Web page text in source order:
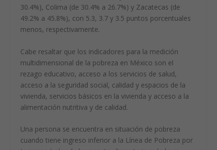
30.4%), Colima (de 30.4% a 26.7%) y Zacatecas (de
49.2% a 45.8%), con 5.3, 3.7 y 3.5 puntos porcentuales
menos, respectivamente.
Cabe resaltar que los indicadores para la medición
multidimensional de la pobreza en México son el
rezago educativo, acceso a los servicios de salud,
acceso a la seguridad social, calidad y espacios de la
vivienda, servicios básicos en la vivienda y acceso a la
alimentación nutritiva y de calidad.
Una persona se encuentra en situación de pobreza
cuando tiene ingreso inferior a la Línea de Pobreza por